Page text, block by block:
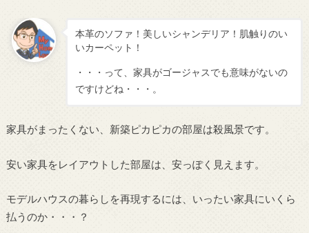
本革のソファ！美しいシャンデリア！肌触りのい
いカーペット！
・・・って、家具がゴージャスでも意味がないの
ですけどね・・・。
家具がまったくない、新築ピカピカの部屋は殺風景です。
安い家具をレイアウトした部屋は、安っぽく見えます。
モデルハウスの暮らしを再現するには、いったい家具にいくら
払うのか・・・？